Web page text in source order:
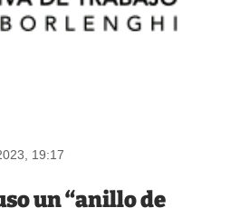
19:17
un “anillo de